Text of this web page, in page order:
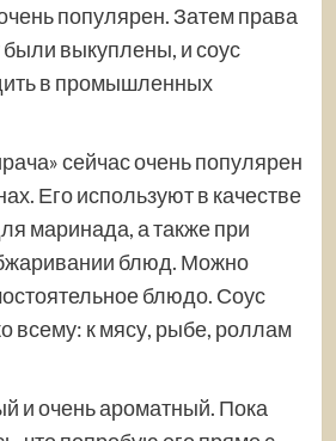
популярен. Затем права
были выкуплены, и соус
в промышленных
сейчас очень популярен
Его используют в качестве
маринада, а также при
блюд. Можно
блюдо. Соус
всему: к мясу, рыбе, роллам
и очень ароматный. Пока